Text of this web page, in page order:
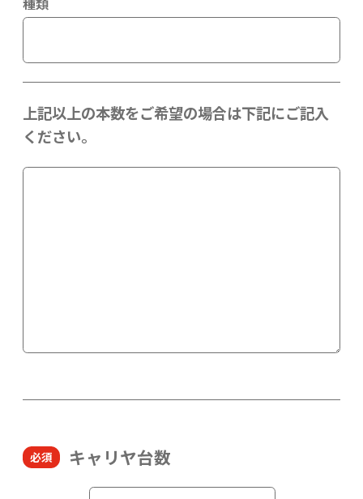
上記以上の本数をご希望の場合は下記にご記入
ください。
キャリヤ台数